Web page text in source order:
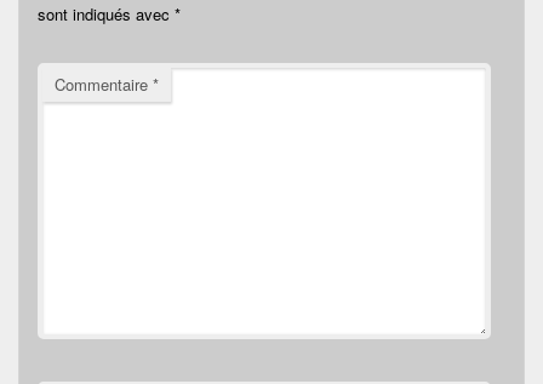
sont indiqués avec *
Commentaire *